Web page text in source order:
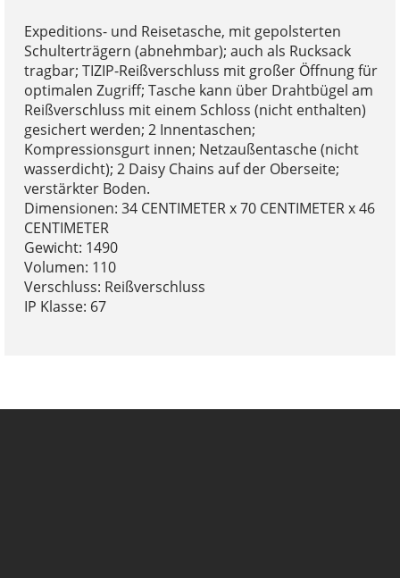
Expeditions- und Reisetasche, mit gepolsterten
Schulterträgern (abnehmbar); auch als Rucksack
tragbar; TIZIP-Reißverschluss mit großer Öffnung für
optimalen Zugriff; Tasche kann über Drahtbügel am
Reißverschluss mit einem Schloss (nicht enthalten)
gesichert werden; 2 Innentaschen;
Kompressionsgurt innen; Netzaußentasche (nicht
wasserdicht); 2 Daisy Chains auf der Oberseite;
verstärkter Boden.
Dimensionen: 34 CENTIMETER x 70 CENTIMETER x 46
CENTIMETER
Gewicht: 1490
Volumen: 110
Verschluss: Reißverschluss
IP Klasse: 67